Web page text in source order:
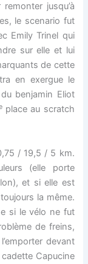
jusqu’à
le scenario fut
Emily Trinel qui
sur elle et lui
de cette
en exergue le
benjamin Eliot
place au scratch
/ 19,5 / 5 km.
(elle porte
et si elle est
la même.
si le vélo ne fut
de freins,
devant
Capucine